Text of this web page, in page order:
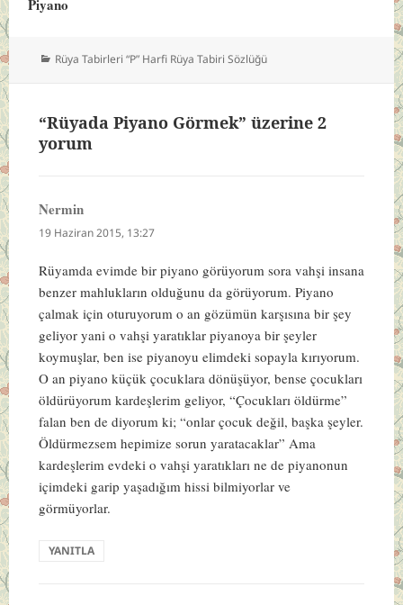
Piyano
Kategoriler
Rüya Tabirleri “P” Harfi Rüya Tabiri Sözlüğü
“Rüyada Piyano Görmek” üzerine 2
yorum
Nermindedi
ki:
19 Haziran 2015, 13:27
Rüyamda evimde bir piyano görüyorum sora vahşi insana
benzer mahlukların olduğunu da görüyorum. Piyano
çalmak için oturuyorum o an gözümün karşısına bir şey
geliyor yani o vahşi yaratıklar piyanoya bir şeyler
koymuşlar, ben ise piyanoyu elimdeki sopayla kırıyorum.
O an piyano küçük çocuklara dönüşüyor, bense çocukları
öldürüyorum kardeşlerim geliyor, “Çocukları öldürme”
falan ben de diyorum ki; “onlar çocuk değil, başka şeyler.
Öldürmezsem hepimize sorun yaratacaklar” Ama
kardeşlerim evdeki o vahşi yaratıkları ne de piyanonun
içimdeki garip yaşadığım hissi bilmiyorlar ve
görmüyorlar.
YANITLA